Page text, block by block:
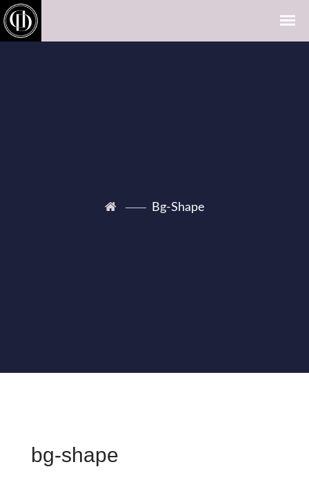
Bg-Shape
bg-shape